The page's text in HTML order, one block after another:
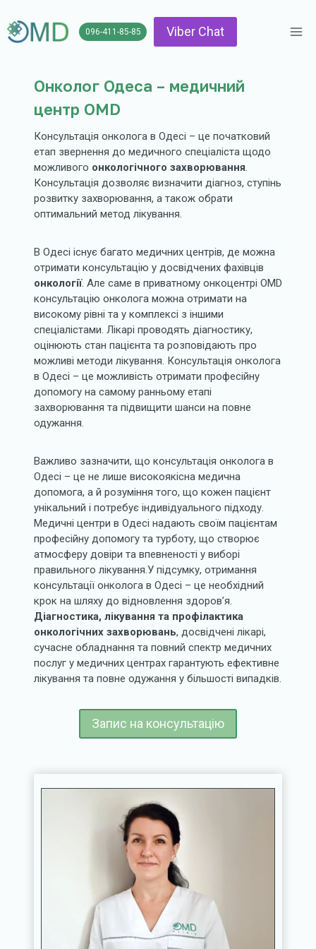
до
вмісту
096-411-85-85 Viber Chat
Онколог Одеса – медичний
центр OMD
Консультація онколога в Одесі – це початковий
етап звернення до медичного спеціаліста щодо
можливого онкологічного захворювання.
Консультація дозволяє визначити діагноз, ступінь
розвитку захворювання, а також обрати
оптимальний метод лікування.
В Одесі існує багато медичних центрів, де можна
отримати консультацію у досвідчених фахівців
онкології. Але саме в приватному онкоцентрі OMD
консультацію онколога можна отримати на
високому рівні та у комплексі з іншими
спеціалістами. Лікарі проводять діагностику,
оцінюють стан пацієнта та розповідають про
можливі методи лікування. Консультація онколога
в Одесі – це можливість отримати професійну
допомогу на самому ранньому етапі
захворювання та підвищити шанси на повне
одужання.
Важливо зазначити, що консультація онколога в
Одесі – це не лише високоякісна медична
допомога, а й розуміння того, що кожен пацієнт
унікальний і потребує індивідуального підходу.
Медичні центри в Одесі надають своїм пацієнтам
професійну допомогу та турботу, що створює
атмосферу довіри та впевненості у виборі
правильного лікування.У підсумку, отримання
консультації онколога в Одесі – це необхідний
крок на шляху до відновлення здоров’я.
Діагностика, лікування та профілактика
онкологічних захворювань, досвідчені лікарі,
сучасне обладнання та повний спектр медичних
послуг у медичних центрах гарантують ефективне
лікування та повне одужання у більшості випадків.
Запис на консультацію